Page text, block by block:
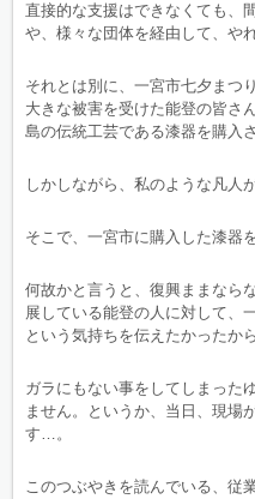
直接的な支援はできなくても、
や、様々な団体を経由して、や
それとは別に、一宮市七夕まつ
大きな被害を受けた能登の皆さ
島の伝統工芸である漆器を購入
しかしながら、私のような凡人
そこで、一宮市に購入した漆器
何故かと言うと、復興ままなら
展している能登の人に対して、
という気持ちを伝えたかったか
ガラにもない事をしてしまった
ません。というか、当日、現場
す…。
このつぶやきを読んでいる、従